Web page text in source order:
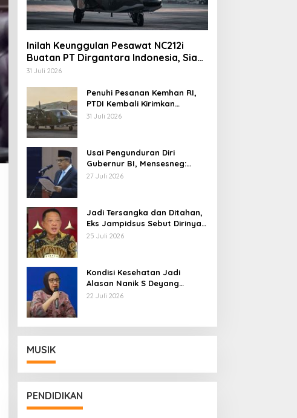
Inilah Keunggulan Pesawat NC212i
Buatan PT Dirgantara Indonesia, Siap
Dukung Berbagai Operasi TNI
31 Juli 2026
Penuhi Pesanan Kemhan RI,
PTDI Kembali Kirimkan
Pesawat NC212i ke Pangkalan
31 Juli 2026
Usai Pengunduran Diri
Gubernur BI, Mensesneg:
Segera Terbit Keppres
27 Juli 2026
Jadi Tersangka dan Ditahan,
Eks Jampidsus Sebut Dirinya
Korban Kriminalisasi
25 Juli 2026
Kondisi Kesehatan Jadi
Alasan Nanik S Deyang
Mundur dari BGN, Prabowo
22 Juli 2026
MUSIK
PENDIDIKAN